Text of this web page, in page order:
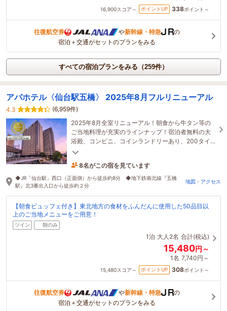
16,900スコア～ ポイントUP 338ポイント～
往復航空券 や新幹線・特急
の
宿泊＋交通がセットのプランをみる
すべての宿泊プランをみる（259件）
アパホテル〈仙台駅五橋〉 2025年8月フルリニューアル
4.3
(6,959件)
2025年8月全室リニューアル！朝食から牛タン等の
ご当地料理が充実のラインナップ！宿泊者無料の大
浴殿、コンビニ、コインランドリーあり、200タイ
トル以上の映画など宿泊者は無料で見放題！
8名がこの宿を見ています
たった今予約されました
◆JR「仙台駅」西口（正面側）から徒歩約8分 ◆地下鉄南北線『五橋
駅』北3番出入口から徒歩約２分
地図・アクセス
【朝食ビュッフェ付き】東北地方の食材をふんだんに使用した50品目以
上のご当地メニューをご用意！
ツイン 朝のみ
1泊 大人2名 合計(税込)
15,480円～
1名 7,740円～
15,480スコア～ ポイントUP 308ポイント～
往復航空券 や新幹線・特急
の
宿泊＋交通がセットのプランをみる